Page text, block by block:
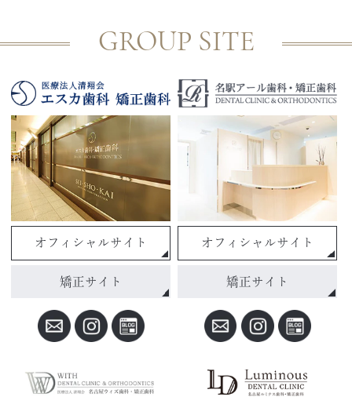
GROUP SITE
オフィシャルサイト
矯正サイト
オフィシャルサイト
矯正サイト